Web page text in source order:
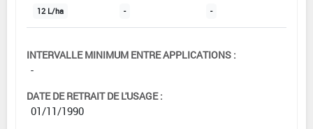
12 L/ha - -
INTERVALLE MINIMUM ENTRE APPLICATIONS :
-
DATE DE RETRAIT DE L'USAGE :
01/11/1990